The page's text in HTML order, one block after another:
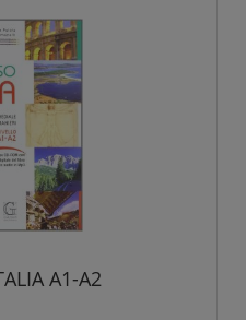
A1-A2